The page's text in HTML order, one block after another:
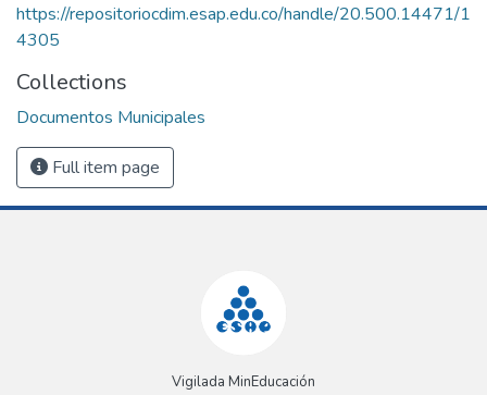
https://repositoriocdim.esap.edu.co/handle/20.500.14471/1
4305
Collections
Documentos Municipales
Full item page
Vigilada MinEducación